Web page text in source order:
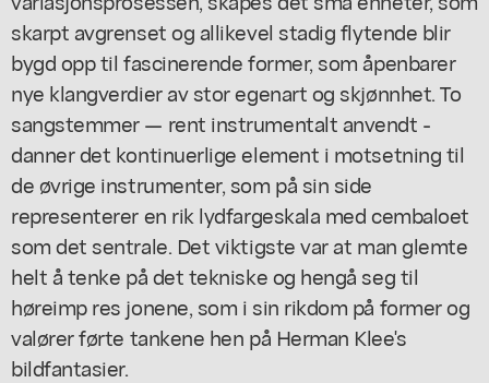
skarpt avgrenset og allikevel stadig flytende blir
bygd opp til fascinerende former, som åpenbarer
nye klangverdier av stor egenart og skjønnhet. To
sangstemmer — rent instrumentalt anvendt -
danner det kontinuerlige element i motsetning til
de øvrige instrumenter, som på sin side
representerer en rik lydfargeskala med cembaloet
som det sentrale. Det viktigste var at man glemte
helt å tenke på det tekniske og hengå seg til
høreimp res jonene, som i sin rikdom på former og
valører førte tankene hen på Herman Klee's
bildfantasier.